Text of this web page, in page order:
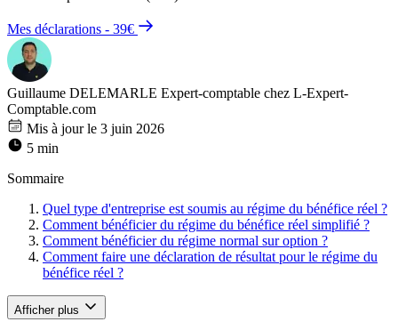
Mes déclarations - 39€
Guillaume DELEMARLE Expert-comptable chez L-Expert-
Comptable.com
Mis à jour le 3 juin 2026
5 min
Sommaire
Quel type d'entreprise est soumis au régime du bénéfice réel ?
Comment bénéficier du régime du bénéfice réel simplifié ?
Comment bénéficier du régime normal sur option ?
Comment faire une déclaration de résultat pour le régime du
bénéfice réel ?
Afficher plus